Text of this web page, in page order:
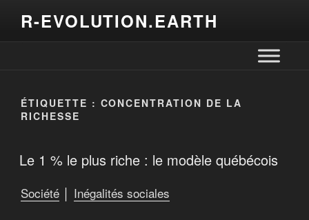
R-EVOLUTION.EARTH
ÉTIQUETTE : CONCENTRATION DE LA
RICHESSE
Le 1 % le plus riche : le modèle québécois
Société │ Inégalités sociales